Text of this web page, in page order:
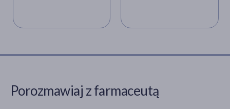
ślinianek ma najczęściej
podwyższonego ryzyka
czy zabieg można
jednak fakt, że celem
Porozmawiaj z farmaceutą